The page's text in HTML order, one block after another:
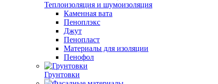
Теплоизоляция и шумоизоляция
Каменная вата
Пеноплэкс
Джут
Пенопласт
Материалы для изоляции
Пенофол
Грунтовки